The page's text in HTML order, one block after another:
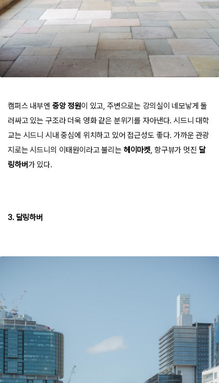
캠퍼스 내부엔 중앙 정원이 있고, 주변으로는 강의실이 네모낳게 둘
러싸고 있는 구조라 더욱 영화 같은 분위기를 자아낸다. 시드니 대학
교는 시드니 시내 중심에 위치하고 있어 접근성도 좋다. 가까운 관광
지로는 시드니의 이태원이라고 불리는 헤이마켓, 항구뷰가 멋진 달
링하버가 있다.
3. 달링하버